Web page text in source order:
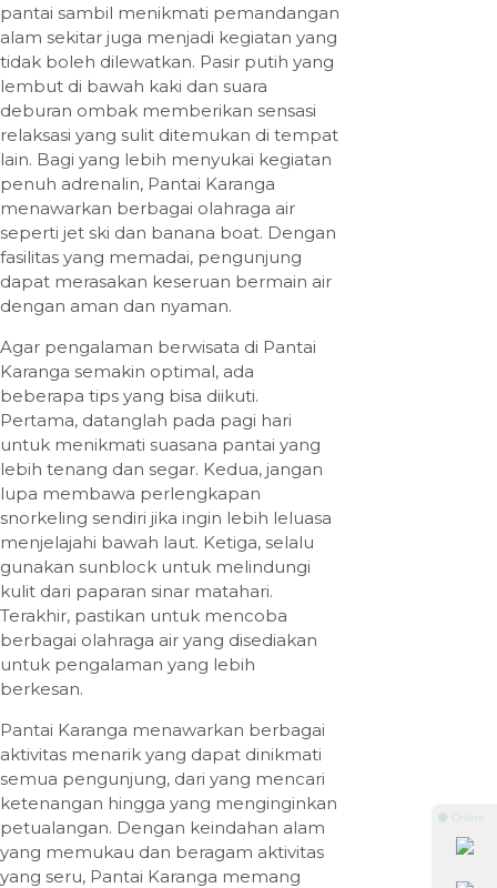
pantai sambil menikmati pemandangan
alam sekitar juga menjadi kegiatan yang
tidak boleh dilewatkan. Pasir putih yang
lembut di bawah kaki dan suara
deburan ombak memberikan sensasi
relaksasi yang sulit ditemukan di tempat
lain. Bagi yang lebih menyukai kegiatan
penuh adrenalin, Pantai Karanga
menawarkan berbagai olahraga air
seperti jet ski dan banana boat. Dengan
fasilitas yang memadai, pengunjung
dapat merasakan keseruan bermain air
dengan aman dan nyaman.
Agar pengalaman berwisata di Pantai
Karanga semakin optimal, ada
beberapa tips yang bisa diikuti.
Pertama, datanglah pada pagi hari
untuk menikmati suasana pantai yang
lebih tenang dan segar. Kedua, jangan
lupa membawa perlengkapan
snorkeling sendiri jika ingin lebih leluasa
menjelajahi bawah laut. Ketiga, selalu
gunakan sunblock untuk melindungi
kulit dari paparan sinar matahari.
Terakhir, pastikan untuk mencoba
berbagai olahraga air yang disediakan
untuk pengalaman yang lebih
berkesan.
Pantai Karanga menawarkan berbagai
aktivitas menarik yang dapat dinikmati
semua pengunjung, dari yang mencari
ketenangan hingga yang menginginkan
petualangan. Dengan keindahan alam
yang memukau dan beragam aktivitas
yang seru, Pantai Karanga memang
⚫ Online